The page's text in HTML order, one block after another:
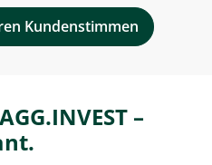
Kundenstimmen
–